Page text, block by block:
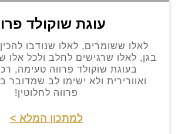
עוגת שוקולד
לאלו ששומרים, לאלו שנודבו
בגן, לאלו שרגישים לחלב ולכל אלו
בעוגת שוקולד פרווה טעימה,
ואוורירית ולא ישימו לב שמדובר
פרווה לחלוטין!
למתכון המלא >